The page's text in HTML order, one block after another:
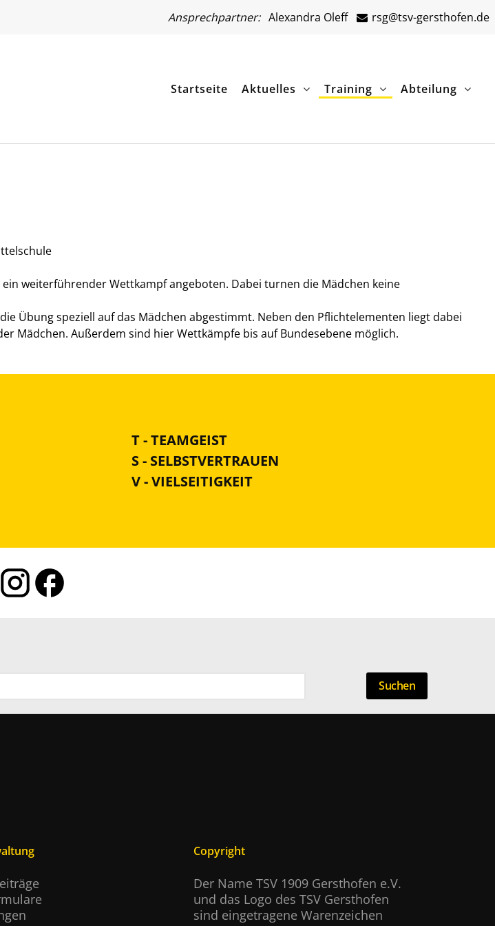
Ansprechpartner:Alexandra Oleff rsg@tsv-gersthofen.de
Startseite Aktuelles Training Abteilung
weiterführender Wettkampf angeboten. Dabei turnen die Mädchen keine
Übung speziell auf das Mädchen abgestimmt. Neben den Pflichtelementen liegt dabei
Mädchen. Außerdem sind hier Wettkämpfe bis auf Bundesebene möglich.
T - TEAMGEIST
S - SELBSTVERTRAUEN
V - VIELSEITIGKEIT
Suchen
Copyright
Der Name TSV 1909 Gersthofen e.V.
und das Logo des TSV Gersthofen
sind eingetragene Warenzeichen